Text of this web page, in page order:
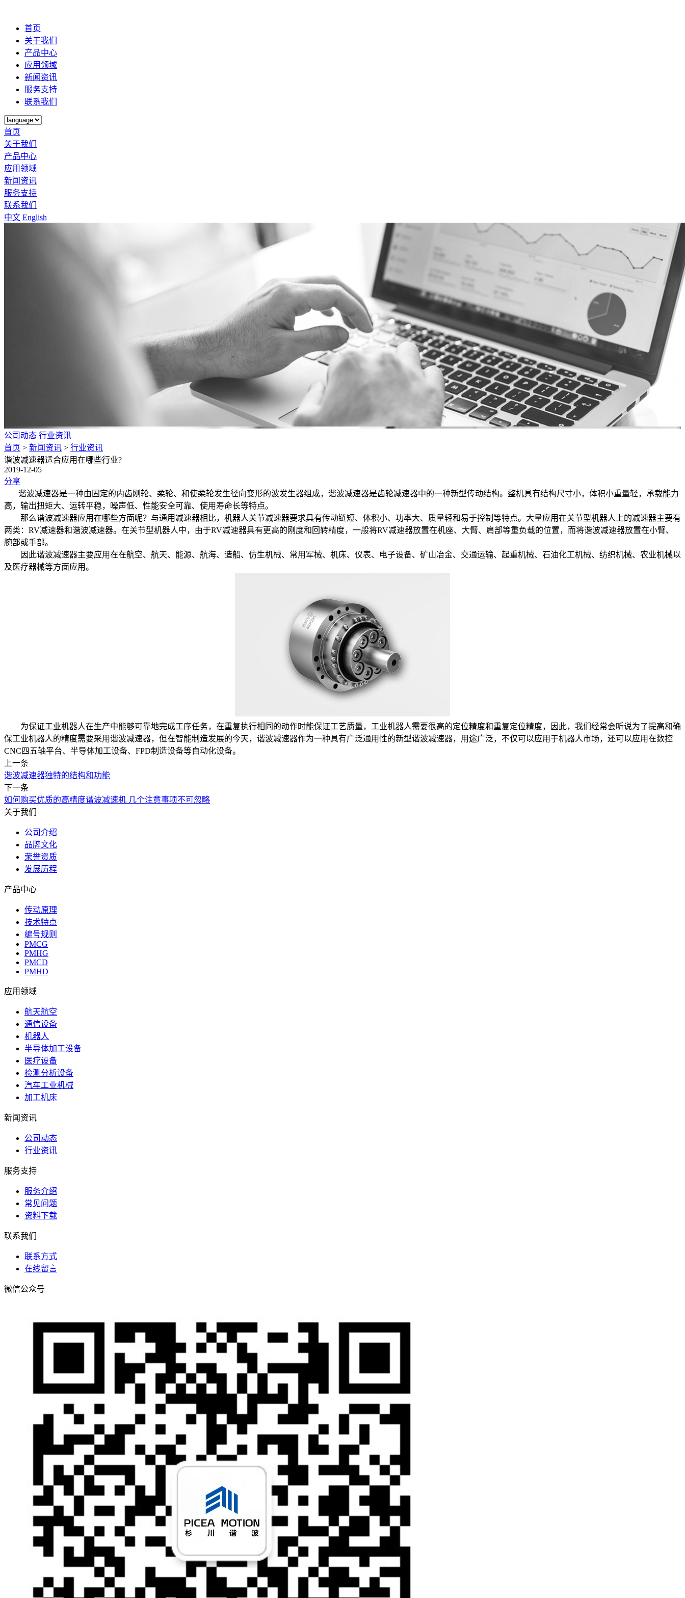
首页
关于我们
产品中心
应用领域
新闻资讯
服务支持
联系我们
首页
关于我们
产品中心
应用领域
新闻资讯
服务支持
联系我们
中文 English
公司动态 行业资讯
首页 > 新闻资讯 > 行业资讯
谐波减速器适合应用在哪些行业?
2019-12-05
分享
谐波减速器是一种由固定的内齿刚轮、柔轮、和使柔轮发生径向变形的波发生器组成，谐波减速器是齿轮减速器中的一种新型传动结构。整机具有结构尺寸小，体积小重量轻，承载能力
高，输出扭矩大、运转平稳，噪声低、性能安全可靠、使用寿命长等特点。
那么谐波减速器应用在哪些方面呢？与通用减速器相比，机器人关节减速器要求具有传动链短、体积小、功率大、质量轻和易于控制等特点。大量应用在关节型机器人上的减速器主要有
两类：RV减速器和谐波减速器。在关节型机器人中，由于RV减速器具有更高的刚度和回转精度，一般将RV减速器放置在机座、大臂、肩部等重负载的位置，而将谐波减速器放置在小臂、
腕部或手部。
因此谐波减速器主要应用在在航空、航天、能源、航海、造船、仿生机械、常用军械、机床、仪表、电子设备、矿山冶金、交通运输、起重机械、石油化工机械、纺织机械、农业机械以
及医疗器械等方面应用。
为保证工业机器人在生产中能够可靠地完成工序任务，在重复执行相同的动作时能保证工艺质量，工业机器人需要很高的定位精度和重复定位精度，因此，我们经常会听说为了提高和确
保工业机器人的精度需要采用谐波减速器，但在智能制造发展的今天，谐波减速器作为一种具有广泛通用性的新型谐波减速器，用途广泛，不仅可以应用于机器人市场，还可以应用在数控
CNC四五轴平台、半导体加工设备、FPD制造设备等自动化设备。
上一条
谐波减速器独特的结构和功能
下一条
如何购买优质的高精度谐波减速机 几个注意事项不可忽略
关于我们
公司介绍
品牌文化
荣誉资质
发展历程
产品中心
传动原理
技术特点
编号规则
PMCG
PMHG
PMCD
PMHD
应用领域
航天航空
通信设备
机器人
半导体加工设备
医疗设备
检测分析设备
汽车工业机械
加工机床
新闻资讯
公司动态
行业资讯
服务支持
服务介绍
常见问题
资料下载
联系我们
联系方式
在线留言
微信公众号